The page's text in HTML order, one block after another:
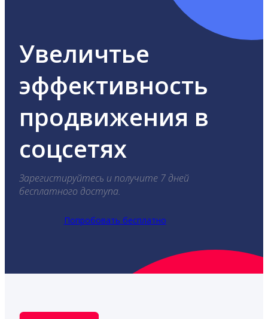
Увеличтье
эффективность
продвижения в
соцсетях
Зарегистируйтесь и получите 7 дней
бесплатного доступа.
Попробовать бесплатно